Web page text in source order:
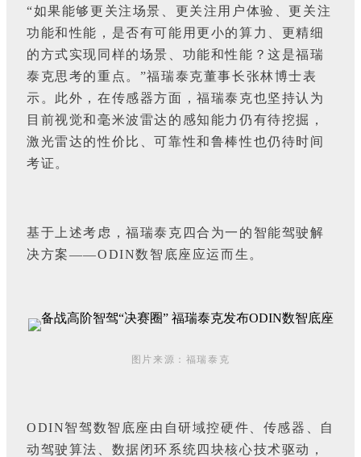
“如果能够更关注场景、更关注用户体验、更关注
功能和性能，是否有可能用更小的算力、更精细
的方式实现同样的场景、功能和性能？这是福瑞
泰克思考的重点。”福瑞泰克董事长张林博士表
示。此外，在传感器方面，福瑞泰克也坚持认为
目前视觉和毫米波雷达的感知能力仍有待挖掘，
激光雷达的性价比、可靠性和鲁棒性也仍待时间
考证。
基于上述考虑，福瑞泰克四合为一的智能驾驶解
决方案——ODIN数智底座应运而生。
图片来源：福瑞泰克
ODIN智驾数智底座由自研域控硬件、传感器、自
动驾驶算法、数据闭环系统四块核心技术驱动，